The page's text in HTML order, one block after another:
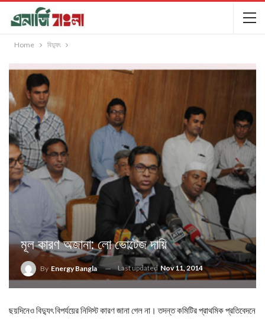
Home বিদ্যুৎ
মূল কারণ অজানা: লো ভোল্টেজ দায়ি
By Energy Bangla Last updated Nov 11, 2014
ছয়দিনেও বিদ্যুৎ বিপর্যয়ের নিদিস্ট কারণ জানা গেল না। তদন্ত কমিটির প্রাথমিক প্রতিবেদনে